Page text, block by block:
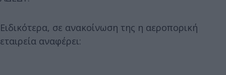
Ειδικότερα, σε ανακοίνωση της η αεροπορική
εταιρεία αναφέρει: